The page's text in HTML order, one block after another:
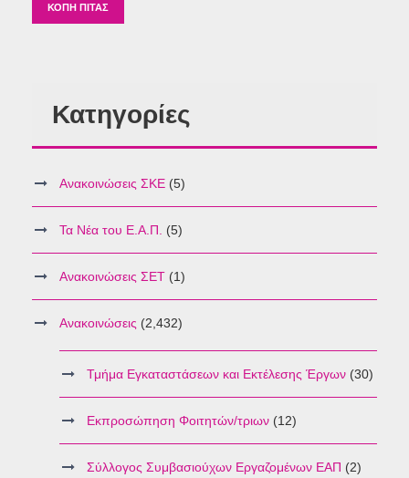
ΚΟΠΉ ΠΊΤΑΣ
Κατηγορίες
Ανακοινώσεις ΣΚΕ (5)
Τα Νέα του Ε.Α.Π. (5)
Ανακοινώσεις ΣΕΤ (1)
Ανακοινώσεις (2,432)
Τμήμα Εγκαταστάσεων και Εκτέλεσης Έργων (30)
Εκπροσώπηση Φοιτητών/τριων (12)
Σύλλογος Συμβασιούχων Εργαζομένων ΕΑΠ (2)